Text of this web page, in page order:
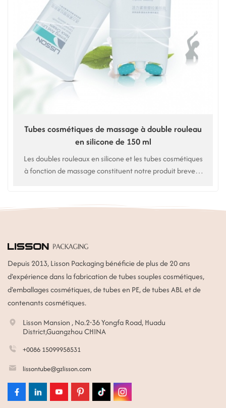
Tubes cosmétiques de massage à double rouleau
en silicone de 150 ml
Les doubles rouleaux en silicone et les tubes cosmétiques
à fonction de massage constituent notre produit breveté
Depuis 2013, Lisson Packaging bénéficie de plus de 20 ans
d'expérience dans la fabrication de tubes souples cosmétiques,
d'emballages cosmétiques, de tubes en PE, de tubes ABL et de
contenants cosmétiques.
Lisson Mansion , No.2-36 Yongfa Road, Huadu
District,Guangzhou CHINA
+0086 15099958531
lissontube@gzlisson.com